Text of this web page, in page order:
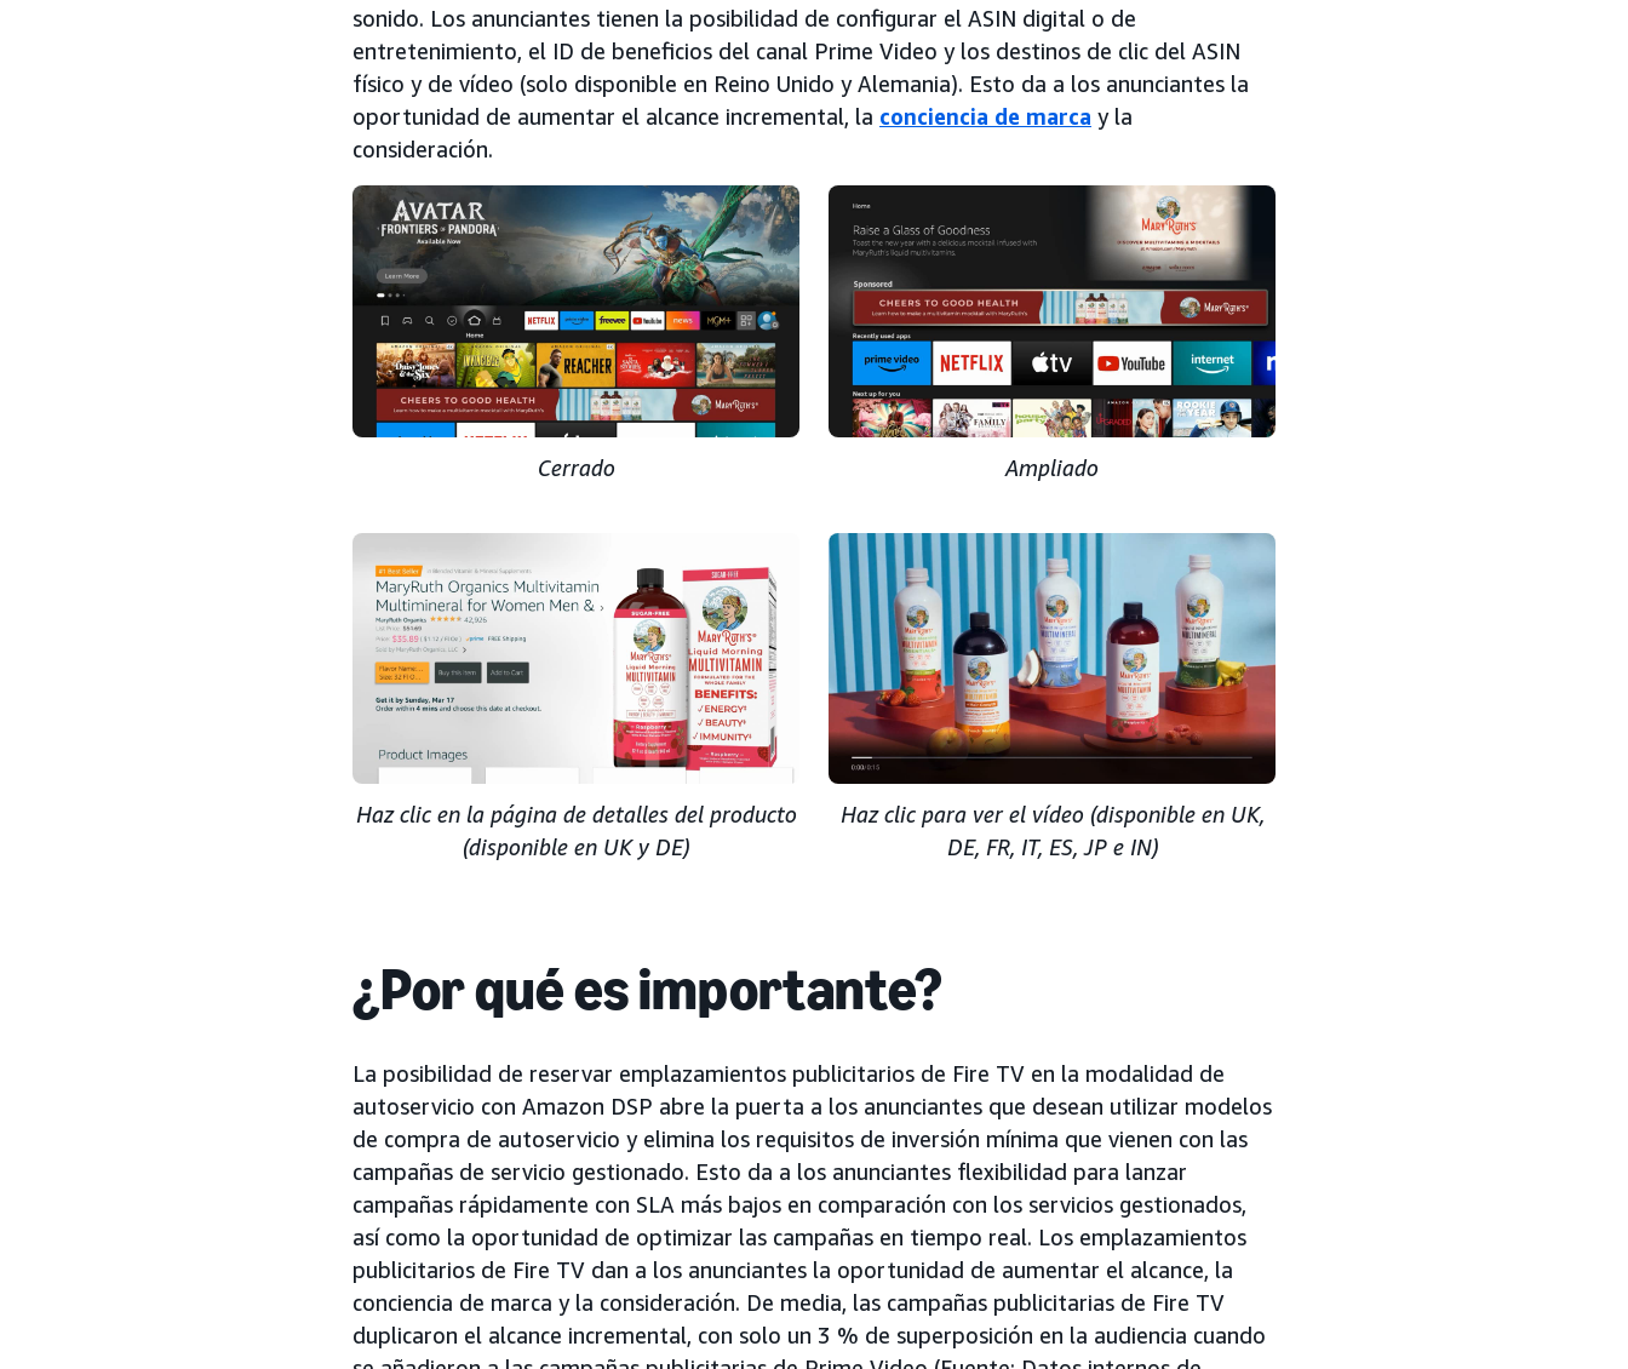
sonido. Los anunciantes tienen la posibilidad de configurar el ASIN digital o de
entretenimiento, el ID de beneficios del canal Prime Video y los destinos de clic del ASIN
físico y de vídeo (solo disponible en Reino Unido y Alemania). Esto da a los anunciantes la
oportunidad de aumentar el alcance incremental, la conciencia de marca y la
consideración.
Cerrado Ampliado
Haz clic en la página de detalles del producto
(disponible en UK y DE)
Haz clic para ver el vídeo (disponible en UK,
DE, FR, IT, ES, JP e IN)
¿Por qué es importante?
La posibilidad de reservar emplazamientos publicitarios de Fire TV en la modalidad de
autoservicio con Amazon DSP abre la puerta a los anunciantes que desean utilizar modelos
de compra de autoservicio y elimina los requisitos de inversión mínima que vienen con las
campañas de servicio gestionado. Esto da a los anunciantes flexibilidad para lanzar
campañas rápidamente con SLA más bajos en comparación con los servicios gestionados,
así como la oportunidad de optimizar las campañas en tiempo real. Los emplazamientos
publicitarios de Fire TV dan a los anunciantes la oportunidad de aumentar el alcance, la
conciencia de marca y la consideración. De media, las campañas publicitarias de Fire TV
duplicaron el alcance incremental, con solo un 3 % de superposición en la audiencia cuando